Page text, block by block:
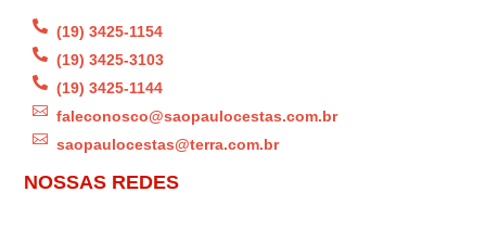
 (19) 3425-1154
 (19) 3425-3103
 (19) 3425-1144
 faleconosco@saopaulocestas.com.br
 saopaulocestas@terra.com.br
NOSSAS REDES